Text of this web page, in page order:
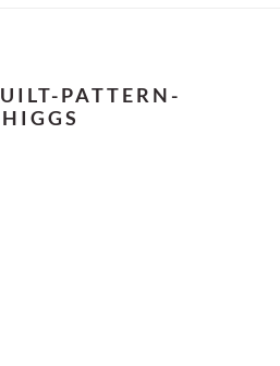
PATTERN-